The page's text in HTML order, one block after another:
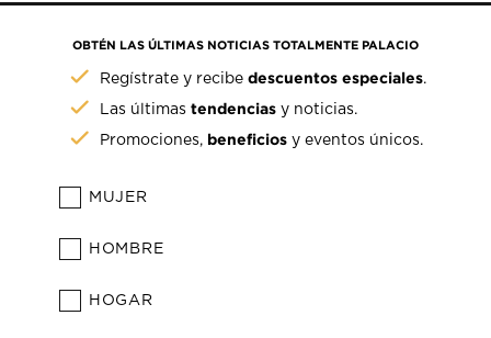
OBTÉN LAS ÚLTIMAS NOTICIAS TOTALMENTE PALACIO
Regístrate y recibedescuentos especiales.
Las últimastendencias y noticias.
Promociones, beneficios y eventos únicos.
MUJER
HOMBRE
HOGAR